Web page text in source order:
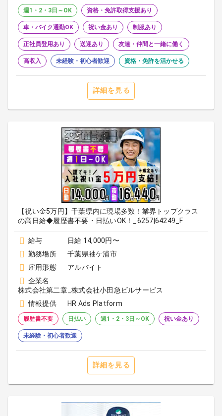
週1・2・3日～OK 資格・免許取得支援あり
車・バイク通勤OK 祝い金あり 制服あり
正社員登用あり 送迎あり 友達・仲間と一緒に働く
高収入 未経験・初心者歓迎 資格・免許を活かせる
詳細を見る
【祝い金5万円】千葉県内に現場多数！業界トップクラス
の高日給◆履歴書不要・日払いOK！_6257|64249_F
給与
日給 14,000円〜
勤務場所
千葉県袖ケ浦市
雇用形態
アルバイト
企業名
株式会社第二章_株式会社小田急ビルサービス
情報提供
HR Ads Platform
履歴書不要 日払い 週1・2・3日～OK 祝い金あり
未経験・初心者歓迎
詳細を見る